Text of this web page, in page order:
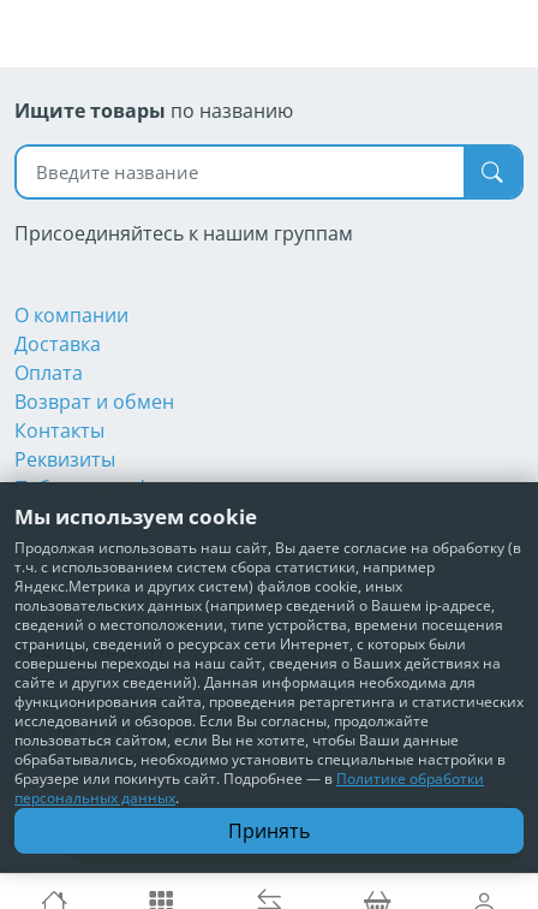
В корзину
Доставим по всей России
Ищите товары по названию
Поиск по названию
Присоединяйтесь к нашим группам
О компании
Доставка
Оплата
Возврат и обмен
Контакты
Реквизиты
Публичная оферта
Пользовательское соглашение
Политика обработки персональных данных
Согласие на обработку персональных данных
Согласие на рекламные рассылки
+7 495 210-10-57
© Забота о Вас.ру
Москва, Электродный проезд, д. 14 стр.1 офис 18
ИП Максимова Татьяна Александровна · ИНН 772006379720
Мы используем cookie
Продолжая использовать наш сайт, Вы даете согласие на обработку (в
т.ч. с использованием систем сбора статистики, например
Яндекс.Метрика и других систем) файлов cookie, иных
пользовательских данных (например сведений о Вашем ip-адресе,
сведений о местоположении, типе устройства, времени посещения
страницы, сведений о ресурсах сети Интернет, с которых были
совершены переходы на наш сайт, сведения о Ваших действиях на
сайте и других сведений). Данная информация необходима для
функционирования сайта, проведения ретаргетинга и статистических
исследований и обзоров. Если Вы согласны, продолжайте
пользоваться сайтом, если Вы не хотите, чтобы Ваши данные
обрабатывались, необходимо установить специальные настройки в
браузере или покинуть сайт. Подробнее — в Политике обработки
персональных данных.
Принять